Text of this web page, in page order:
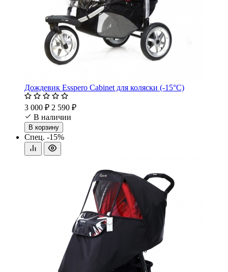
Дождевик Esspero Cabinet для коляски (-15°С)
3 000 ₽ 2 590 ₽
В наличии
В корзину
Спец. -15%